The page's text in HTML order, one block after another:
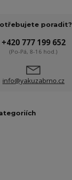
poradit?
+420 777 199 652
(Po-Pá, 8-16 hod.)
info@yakuzabrno.cz